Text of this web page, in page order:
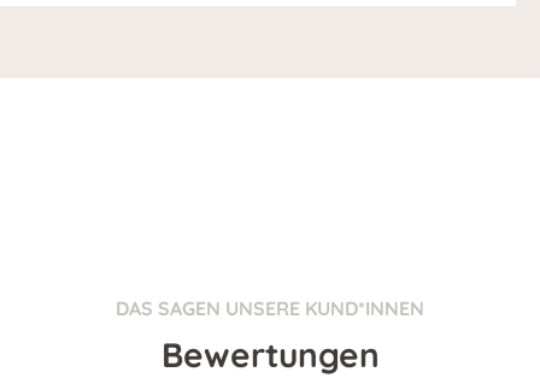
DAS SAGEN UNSERE KUND*INNEN
Bewertungen